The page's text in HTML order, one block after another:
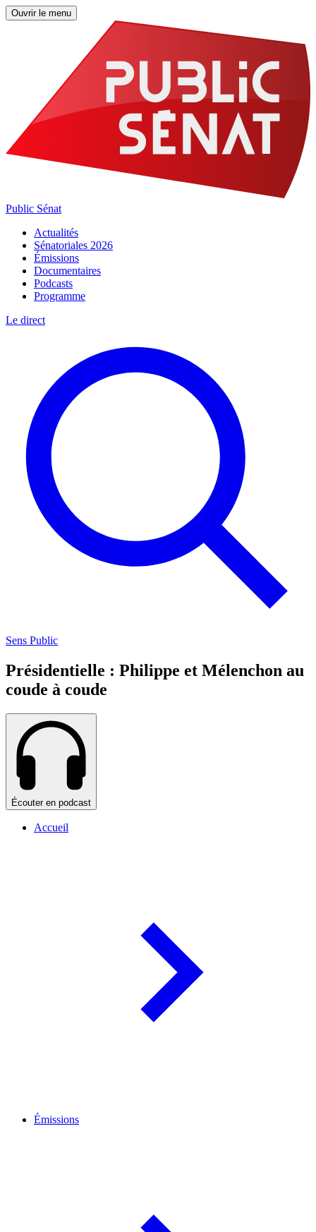
Ouvrir le menu
Public Sénat
Actualités
Sénatoriales 2026
Émissions
Documentaires
Podcasts
Programme
Le direct
Sens Public
Présidentielle : Philippe et Mélenchon au
coude à coude
Écouter en podcast
Accueil
Émissions